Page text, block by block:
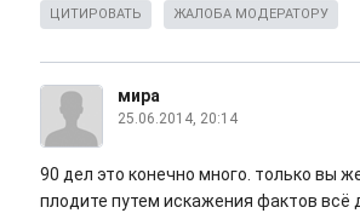
ЦИТИРОВАТЬ ЖАЛОБА МОДЕРАТОРУ
мира
25.06.2014, 20:14
90 дел это конечно много. только вы
плодите путем искажения фактов всё